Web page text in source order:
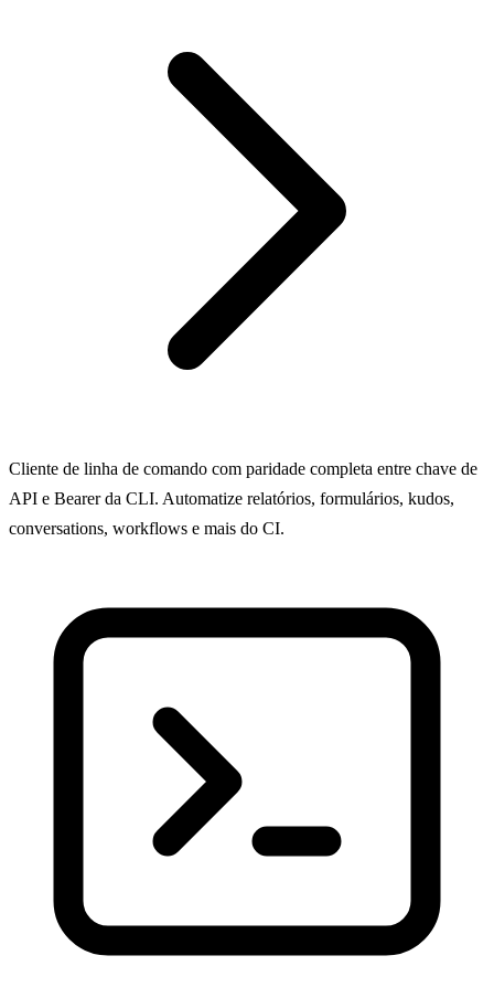
Cliente de linha de comando com paridade completa entre chave de
API e Bearer da CLI. Automatize relatórios, formulários, kudos,
conversations, workflows e mais do CI.